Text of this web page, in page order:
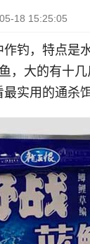
18 15:25:05
钓，特点是
，大的有十
实用的通杀